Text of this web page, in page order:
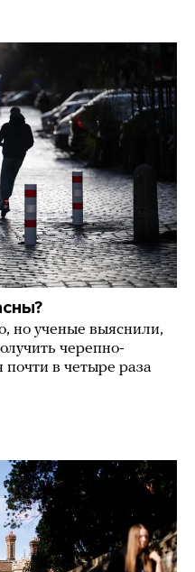
но ученые выяснили,
черепно-
в четыре раза